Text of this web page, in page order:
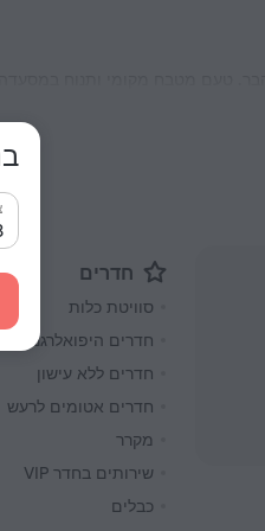
8
חדרים
סוויטת כלות
חדרים היפואלרגניים
חדרים ללא עישון
חדרים אטומים לרעש
מקרר
שירותים בחדר VIP
כבלים